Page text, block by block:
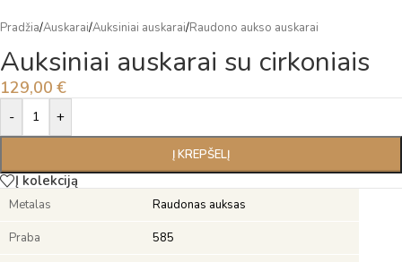
Pradžia/Auskarai/Auksiniai auskarai/Raudono aukso auskarai
Auksiniai auskarai su cirkoniais
129,00 €
- +
Į KREPŠELĮ
Alternative:
Į kolekciją
Metalas Raudonas auksas
Praba 585